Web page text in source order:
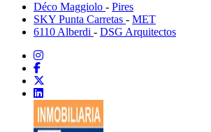
Déco Maggiolo - Pires
SKY Punta Carretas - MET
6110 Alberdi - DSG Arquitectos